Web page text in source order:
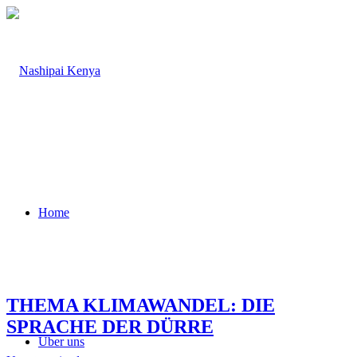
Home
Über uns
THEMA KLIMAWANDEL: DIE
SPRACHE DER DÜRRE